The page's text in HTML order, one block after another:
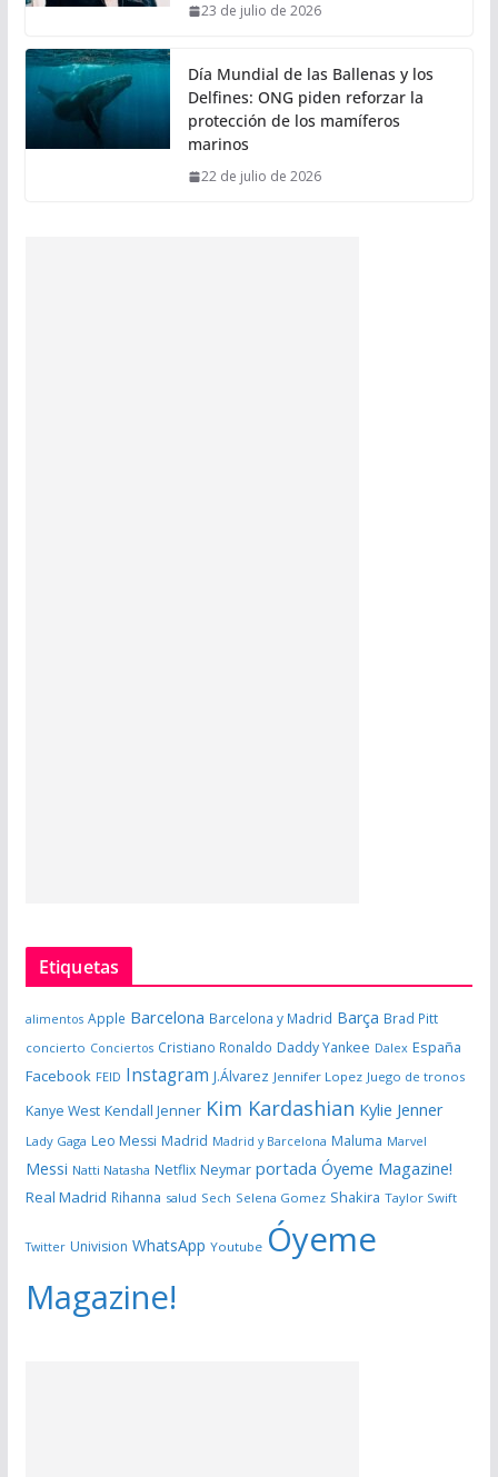
23 de julio de 2026
Día Mundial de las Ballenas y los
Delfines: ONG piden reforzar la
protección de los mamíferos
marinos
22 de julio de 2026
Etiquetas
alimentos Apple Barcelona Barcelona y Madrid Barça Brad Pitt
concierto Conciertos Cristiano Ronaldo Daddy Yankee Dalex España
Facebook FEID Instagram J.Álvarez Jennifer Lopez Juego de tronos
Kanye West Kendall Jenner Kim Kardashian Kylie Jenner
Lady Gaga Leo Messi Madrid Madrid y Barcelona Maluma Marvel
Messi Natti Natasha Netflix Neymar portada Óyeme Magazine!
Real Madrid Rihanna salud Sech Selena Gomez Shakira Taylor Swift
Twitter Univision WhatsApp Youtube Óyeme
Magazine!